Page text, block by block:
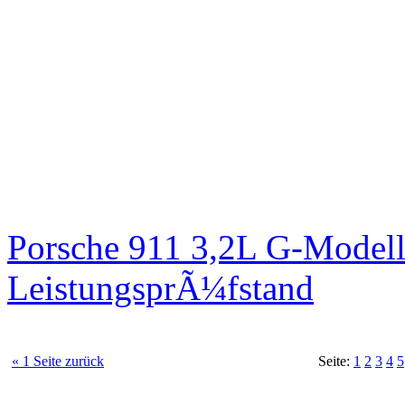
Porsche 911 3,2L G-
LeistungsprÃ¼fstand
« 1 Seite zurück Seite: 1 2 3 4 5